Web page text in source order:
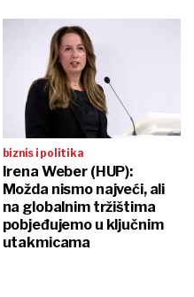
biznis i politika
Irena Weber (HUP):
Možda nismo najveći, ali
na globalnim tržištima
pobjeđujemo u ključnim
utakmicama